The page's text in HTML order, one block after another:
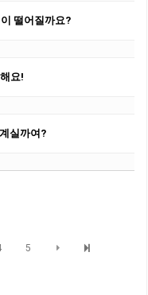
떨어질까요?
요!
실까여?
5